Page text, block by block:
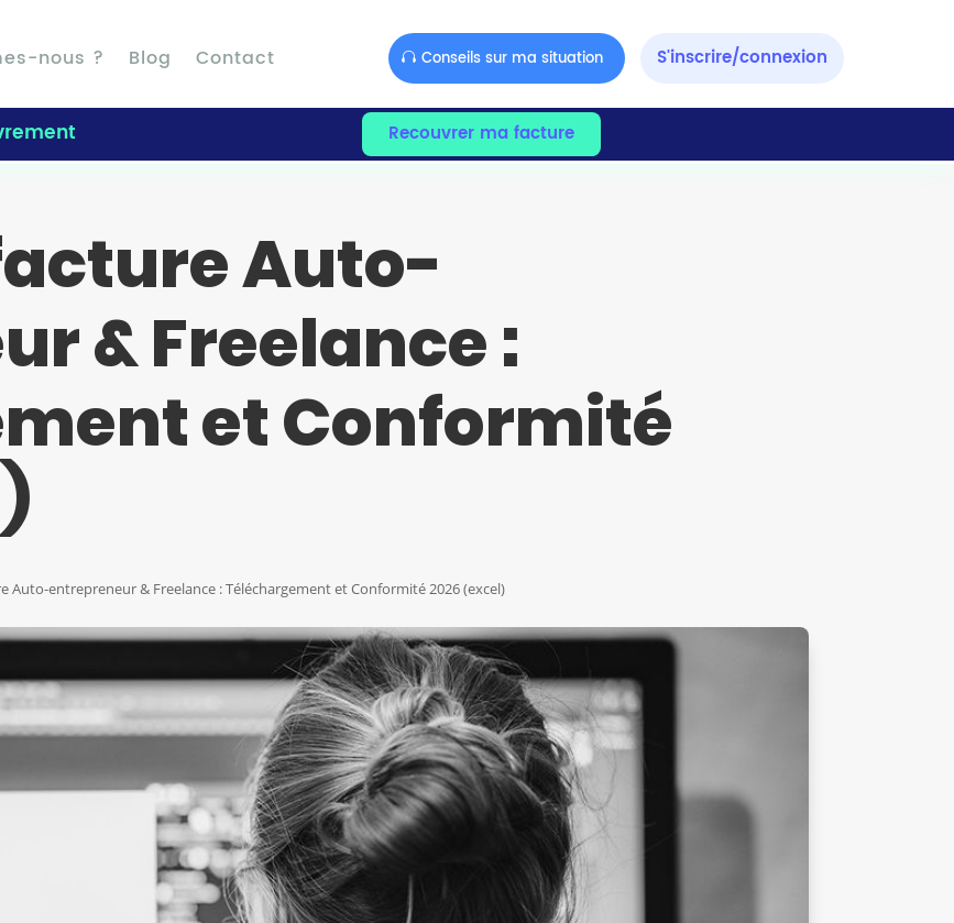
nous ? Blog Contact Conseils sur ma situation S'inscrire/connexion
Recouvrer ma facture
Auto-
& Freelance :
et Conformité
Auto-entrepreneur & Freelance : Téléchargement et Conformité 2026 (excel)